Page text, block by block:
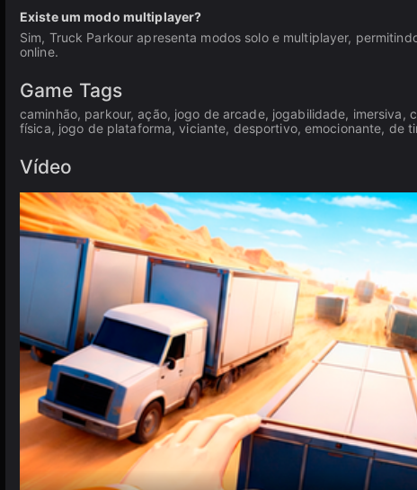
Existe um modo multiplayer?
Sim, Truck Parkour apresenta modos solo e multiplayer,
online.
Game Tags
caminhão, parkour, ação, jogo de arcade, jogabilidade,
física, jogo de plataforma, viciante, desportivo, emocionante, de
Vídeo